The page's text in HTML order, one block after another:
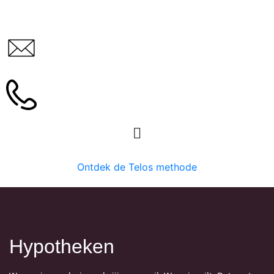
Ontdek de Telos methode
Hypotheken